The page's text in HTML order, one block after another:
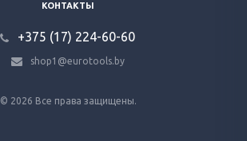
КОНТАКТЫ
+375 (17) 224-60-60
shop1@eurotools.by
© 2026 Все права защищены.